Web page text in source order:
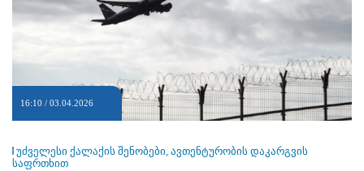
16:10 / 03.04.2026
უძველესი ქალაქის შენობები, ავთენტურობის დაკარგვის
საფრთხით